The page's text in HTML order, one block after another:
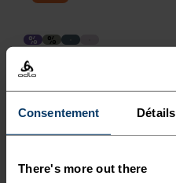
Consentement Détails
There's more out there
% %
Sous-vêtement technique
Active Warm Graphic Kids
bas
35,95 €44,95 €
Light